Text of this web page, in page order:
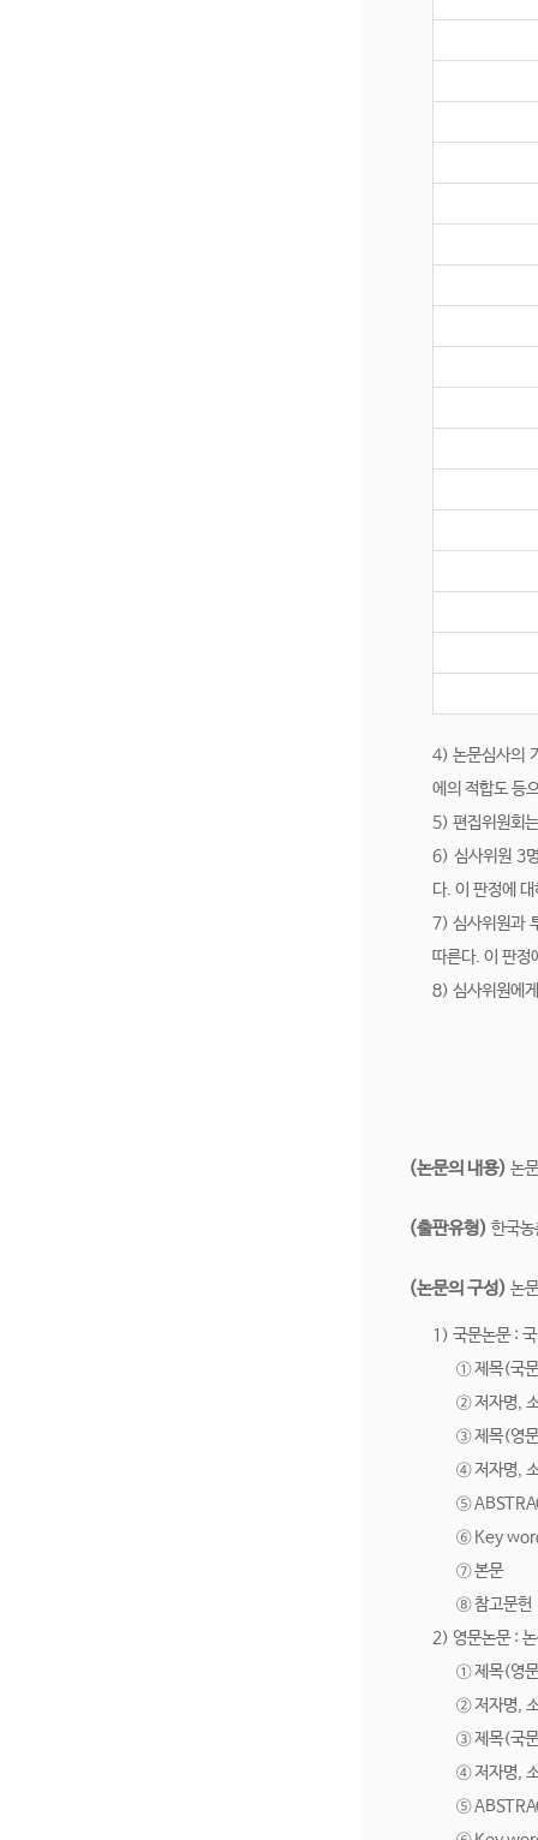
4) 논문심사의
에의 적합도 등
5) 편집위원회
6) 심사위원 3
다. 이 판정에
7) 심사위원과
따른다. 이 판정
8) 심사위원에
(논문의 내용) 논
(출판유형) 한국농
(논문의 구성) 논
1) 국문논문 :
① 제목(국
② 저자명,
③ 제목(영
④ 저자명,
⑤
⑥ Key
⑦ 본문
⑧ 참고문헌
2) 영문논문 :
① 제목(영
② 저자명,
③ 제목(국
④ 저자명,
⑤